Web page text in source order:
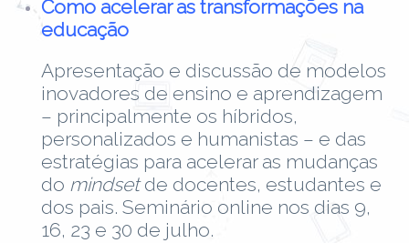
Como acelerar as transformações na
educação
Apresentação e discussão de modelos
inovadores de ensino e aprendizagem
– principalmente os híbridos,
personalizados e humanistas – e das
estratégias para acelerar as mudanças
do mindsetde docentes, estudantes e
dos pais. Seminário online nos dias 9,
16, 23 e 30 de julho.